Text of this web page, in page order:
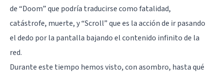
de “Doom” que podría traducirse como fatalidad,
catástrofe, muerte, y “Scroll” que es la acción de ir pasando
el dedo por la pantalla bajando el contenido infinito de la
red.
Durante este tiempo hemos visto, con asombro, hasta qué